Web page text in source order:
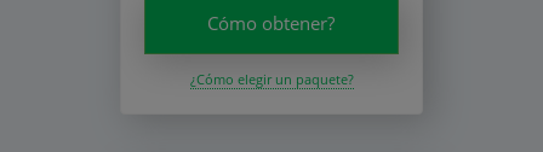
Cómo obtener?
¿Cómo elegir un paquete?